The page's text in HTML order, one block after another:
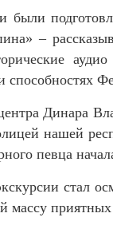
были
–
способностях
Динара
нашей
певца
стал
массу